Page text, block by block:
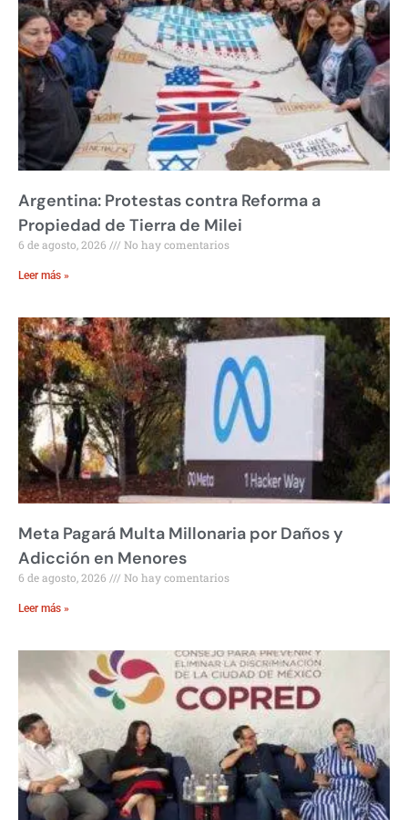
Argentina: Protestas contra Reforma a
Propiedad de Tierra de Milei
6 de agosto, 2026 No hay comentarios
Leer más »
Meta Pagará Multa Millonaria por Daños y
Adicción en Menores
6 de agosto, 2026 No hay comentarios
Leer más »